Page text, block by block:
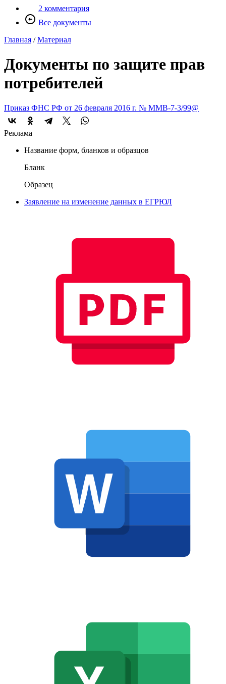
2 комментария
Все документы
Главная /Материал
Документы по защите прав
потребителей
Приказ ФНС РФ от 26 февраля 2016 г. № ММВ-7-3/99@
Реклама
Название форм, бланков и образцов
Бланк
Образец
Заявление на изменение данных в ЕГРЮЛ